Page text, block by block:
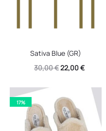
Sativa Blue (GR)
30,00€Original
was:
30,00 €.
22,00€Η
τιμή
είναι:
22,00 €.
17%